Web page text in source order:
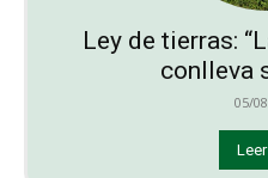
Ley de tierras:
conlleva
05/